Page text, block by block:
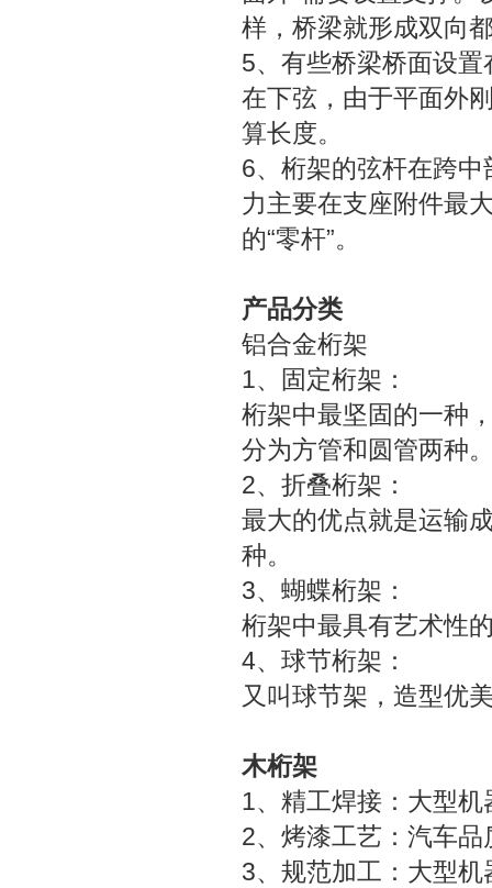
样，桥梁就形成双向
5、有些桥梁桥面设
在下弦，由于平面外
算长度。
6、桁架的弦杆在跨
力主要在支座附件最
的“零杆”。
产品分类
铝合金桁架
1、固定桁架：
桁架中最坚固的一种
分为方管和圆管两种
2、折叠桁架：
最大的优点就是运输
种。
3、蝴蝶桁架：
桁架中最具有艺术性
4、球节桁架：
又叫球节架，造型优
木桁架
1、精工焊接：大型
2、烤漆工艺：汽车
3、规范加工：大型